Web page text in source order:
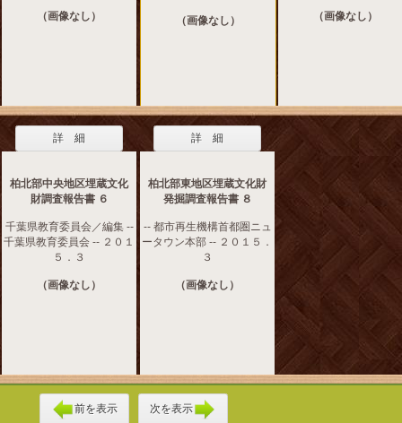
（画像なし） （画像なし） （画像なし）
詳 細
柏北部中央地区埋蔵文化
財調査報告書 ６
千葉県教育委員会／編集 --
千葉県教育委員会 -- ２０１
５．３
（画像なし）
詳 細
柏北部東地区埋蔵文化財
発掘調査報告書 ８
-- 都市再生機構首都圏ニュ
ータウン本部 -- ２０１５．
３
（画像なし）
前を表示 次を表示